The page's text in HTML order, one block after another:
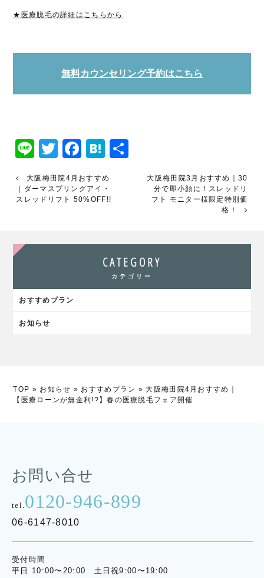
★医療脱毛の詳細はこちらから
無料カウンセリング予約はこちら
LineTwitter
Facebook
Hatena
大阪梅田院4月おすすめ
｜ダーマスプリングアイ・
スレッドリフト 50%OFF!!
大阪梅田院3月おすすめ｜30
分で即小顔に！スレッドリ
フト モニター様限定特別価
格！
CATEGORY
カテゴリー
おすすめプラン
お知らせ
TOP » お知らせ » おすすめプラン »大阪梅田院4月おすすめ｜
【医療ローンが無金利!?】春の医療脱毛フェア開催
お問い合せ
tel. 0120-946-899
06-6147-8010
受付時間
平日 10:00〜20:00 土日祝9:00〜19:00